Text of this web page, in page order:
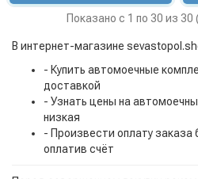
Показано с 1 по 30 из
В интернет-магазине
- Купить автомоечные
доставкой
- Узнать цены на
низкая
- Произвести оплату заказа
оплатив счёт